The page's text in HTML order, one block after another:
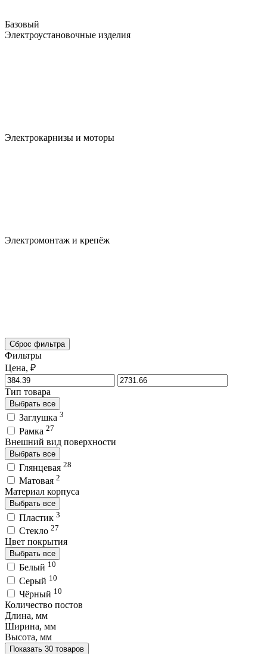
Базовый
Электроустановочные изделия
Электрокарнизы и моторы
Электромонтаж и крепёж
Сброс фильтра
Фильтры
Цена, ₽
Тип товара
Выбрать все
Заглушка 3
Рамка 27
Внешний вид поверхности
Выбрать все
Глянцевая 28
Матовая 2
Материал корпуса
Выбрать все
Пластик 3
Стекло 27
Цвет покрытия
Выбрать все
Белый 10
Серый 10
Чёрный 10
Количество постов
Длина, мм
Ширина, мм
Высота, мм
Показать 30 товаров